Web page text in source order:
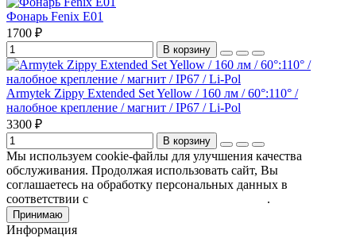
Фонарь Fenix E01
1700 ₽
В корзину
Armytek Zippy Extended Set Yellow / 160 лм / 60°:110° /
налобное крепление / магнит / IP67 / Li-Pol
3300 ₽
В корзину
Мы используем cookie-файлы для улучшения качества
обслуживания. Продолжая использовать сайт, Вы
соглашаетесь на обработку персональных данных в
соответствии с
.
Принимаю
Информация